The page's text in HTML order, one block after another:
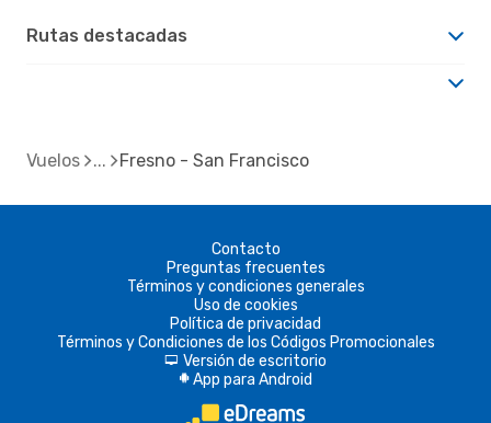
Rutas destacadas
Vuelos Fresno - San Francisco
Contacto
Preguntas frecuentes
Términos y condiciones generales
Uso de cookies
Política de privacidad
Términos y Condiciones de los Códigos Promocionales
d Versión de escritorio
A App para Android